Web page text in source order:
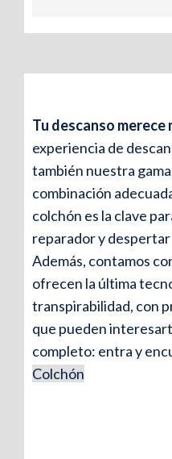
Tu descanso merece
experiencia de
también nuestra
combinación
colchón es la clave
reparador y
Además, contamos
ofrecen la última
transpirabilidad, con
que pueden
completo: entra y
Colchón